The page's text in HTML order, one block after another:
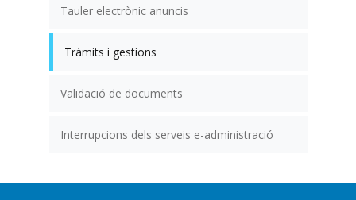
Tauler electrònic anuncis
Tràmits i gestions
Validació de documents
Interrupcions dels serveis e-administració